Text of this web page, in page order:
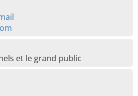
et le grand public